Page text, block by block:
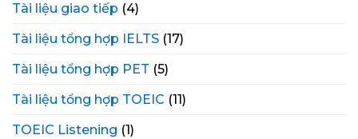
Tài liệu giao tiếp (4)
Tài liệu tổng hợp IELTS (17)
Tài liệu tổng hợp PET (5)
Tài liệu tổng hợp TOEIC (11)
TOEIC Listening (1)